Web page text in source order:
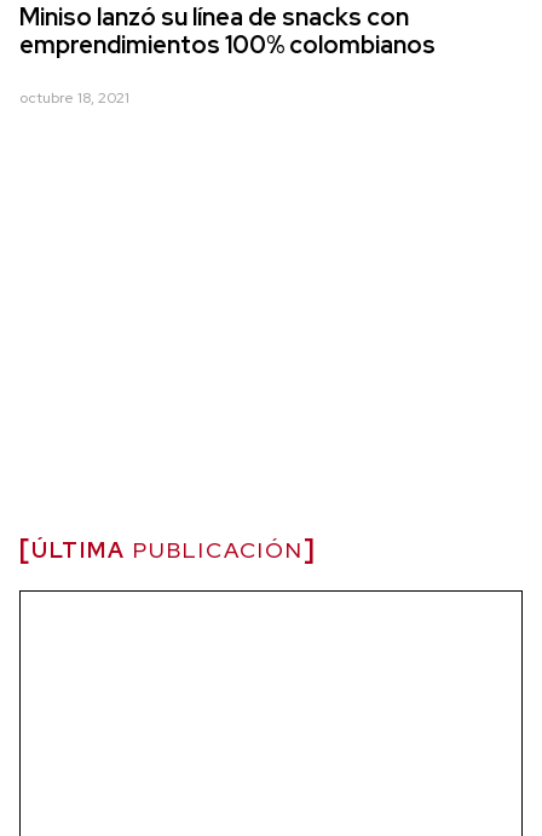
Miniso lanzó su línea de snacks con
emprendimientos 100% colombianos
octubre 18, 2021
ÚLTIMA PUBLICACIÓN